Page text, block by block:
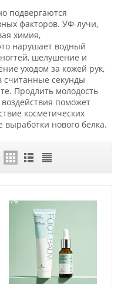
подвергаются
факторов. УФ-лучи,
химия,
нарушает водный
шелушение и
уходом за кожей рук,
считанные секунды
Продлить молодость
поможет
косметических
выработки нового белка.
-37%